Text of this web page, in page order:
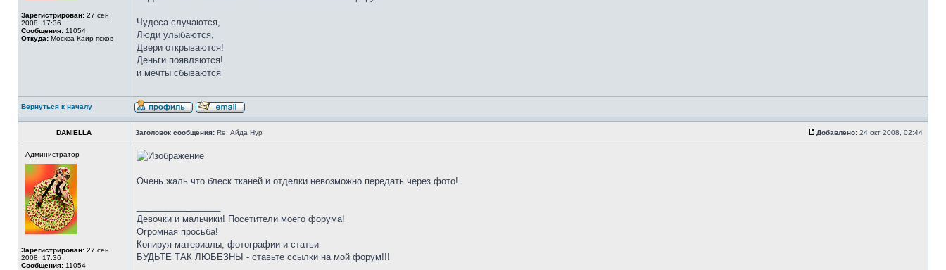
Зарегистрирован: 27 сен
2008, 17:36
Сообщения: 11054
Откуда: Москва-Каир-псков
Чудеса случаются,
Люди улыбаются,
Двери открываются!
Деньги появляются!
и мечты сбываются
Вернуться к началу
DANIELLA Заголовок сообщения: Re: Айда Нур Добавлено: 24 окт 2008, 02:44
Администратор
Зарегистрирован: 27 сен
2008, 17:36
Сообщения: 11054
Очень жаль что блеск тканей и отделки невозможно передать через фото!
Девочки и мальчики! Посетители моего форума!
Огромная просьба!
Копируя материалы, фотографии и статьи
БУДЬТЕ ТАК ЛЮБЕЗНЫ - ставьте ссылки на мой форум!!!